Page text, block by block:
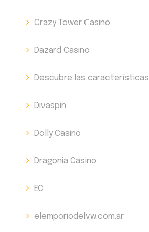
Crazy Tower Сasino
Dazard Casino
Descubre las características
Divaspin
Dolly Casino
Dragonia Casino
EC
elemporiodelvw.com.ar